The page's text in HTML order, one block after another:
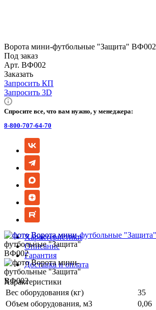
Ворота мини-футбольные "Защита" ВФ002
Под заказ
Арт. ВФ002
Заказать
Запросить КП
Запросить 3D
Спросите все, что вам нужно, у менеджера:
8-800-707-64-70
Характеристики
Описание
Гарантия
Доставка и оплата
Характеристики
Вес оборудования (кг)
35
Объем оборудования, м3
0,06